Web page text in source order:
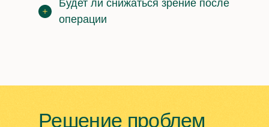
Будет ли снижаться зрение после
операции
Решение проблем